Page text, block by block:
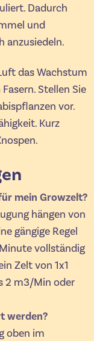
Dadurch
und
anzusiedeln.
das Wachstum
Stellen Sie
vor.
Kurz
mein Growzelt?
hängen von
gängige Regel
vollständig
Zelt von 1x1
2 m3/Min oder
werden?
oben im